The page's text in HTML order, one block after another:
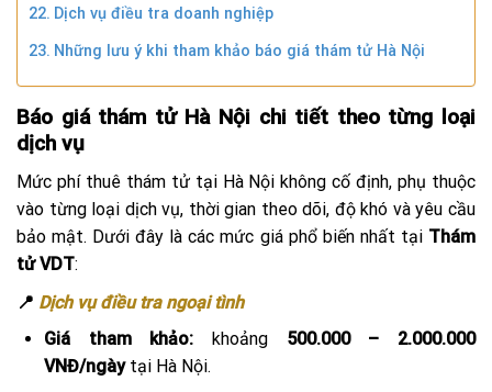
Dịch vụ điều tra doanh nghiệp
Những lưu ý khi tham khảo báo giá thám tử Hà Nội
Báo giá thám tử Hà Nội chi tiết theo từng loại
dịch vụ
Mức phí thuê thám tử tại Hà Nội không cố định, phụ thuộc
vào từng loại dịch vụ, thời gian theo dõi, độ khó và yêu cầu
bảo mật. Dưới đây là các mức giá phổ biến nhất tại Thám
tử VDT:
📍 Dịch vụ điều tra ngoại tình
Giá tham khảo: khoảng 500.000 – 2.000.000
VNĐ/ngàytại Hà Nội.